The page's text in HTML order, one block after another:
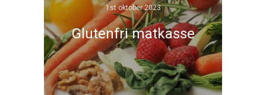
1st oktober 2023
Glutenfri matkasse